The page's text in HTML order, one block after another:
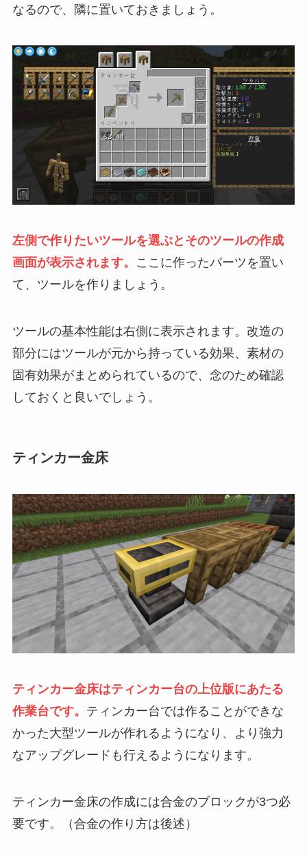
なるので、隣に置いておきましょう。
左側で作りたいツールを選ぶとそのツールの作成
画面が表示されます。
ここに作ったパーツを置い
て、ツールを作りましょう。
ツールの基本性能は右側に表示されます。改造の
部分にはツールが元から持っている効果、素材の
固有効果がまとめられているので、念のため確認
しておくと良いでしょう。
ティンカー金床
ティンカー金床はティンカー台の上位版にあたる
作業台です。 ティンカー台では作ることができな
かった大型ツールが作れるようになり、より強力
なアップグレードも行えるようになります。
ティンカー金床の作成には合金のブロックが3つ必
要です。（合金の作り方は後述）